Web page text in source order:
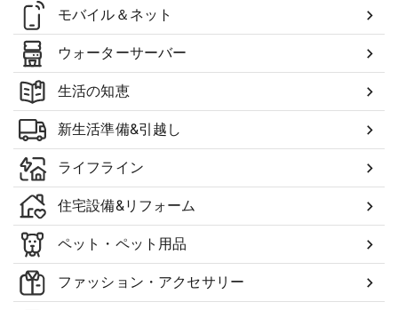
モバイル＆ネット
ウォーターサーバー
生活の知恵
新生活準備&引越し
ライフライン
住宅設備&リフォーム
ペット・ペット用品
ファッション・アクセサリー